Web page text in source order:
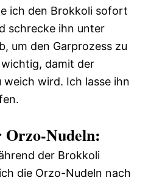
ich den Brokkoli sofort
schrecke ihn unter
um den Garprozess zu
damit der
wird. Ich lasse ihn
Nudeln:
der Brokkoli
die Orzo-Nudeln nach